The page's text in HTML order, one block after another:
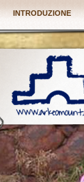
INTRODUZIONE